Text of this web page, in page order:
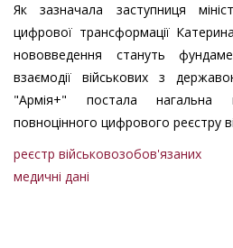
Як зазначала заступниця
цифрової трансформації
нововведення стануть
взаємодії військових з
"Армія+" постала нагальна
повноцінного цифрового реєстру
реєстр військовозобов'язаних
медичні дані